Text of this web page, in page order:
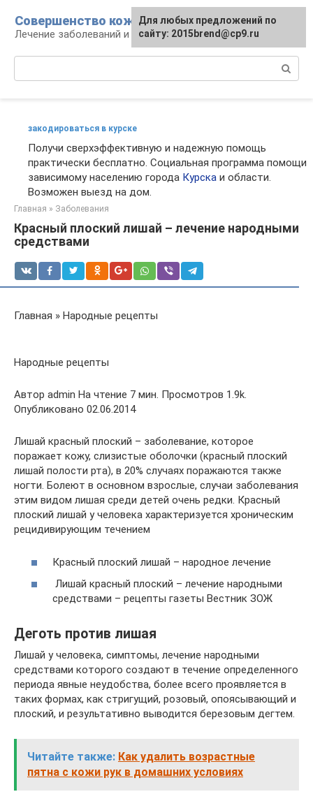
контенту
Совершенство кожи
Лечение заболеваний и уход за кожей
закодироваться в курске
Получи сверхэффективную и надежную помощь
практически бесплатно. Социальная программа помощи
зависимому населению города Курска и области.
Возможен выезд на дом.
Главная » Заболевания
Красный плоский лишай – лечение народными
средствами
Главная » Народные рецепты
Народные рецепты
Автор admin На чтение 7 мин. Просмотров 1.9k.
Опубликовано 02.06.2014
Лишай красный плоский – заболевание, которое
поражает кожу, слизистые оболочки (красный плоский
лишай полости рта), в 20% случаях поражаются также
ногти. Болеют в основном взрослые, случаи заболевания
этим видом лишая среди детей очень редки. Красный
плоский лишай у человека характеризуется хроническим
рецидивирующим течением
Красный плоский лишай – народное лечение
Лишай красный плоский – лечение народными
средствами – рецепты газеты Вестник ЗОЖ
Деготь против лишая
Лишай у человека, симптомы, лечение народными
средствами которого создают в течение определенного
периода явные неудобства, более всего проявляется в
таких формах, как стригущий, розовый, опоясывающий и
плоский, и результативно выводится березовым дегтем.
Читайте также: Как удалить возрастные
пятна с кожи рук в домашних условиях
Для любых предложений по
сайту: 2015brend@cp9.ru